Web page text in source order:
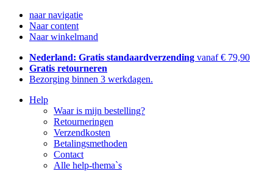
naar navigatie
Naar content
Naar winkelmand
Nederland: Gratis standaardverzending vanaf € 79,90
Gratis retourneren
Bezorging binnen 3 werkdagen.
Help
Waar is mijn bestelling?
Retourneringen
Verzendkosten
Betalingsmethoden
Contact
Alle help-thema`s